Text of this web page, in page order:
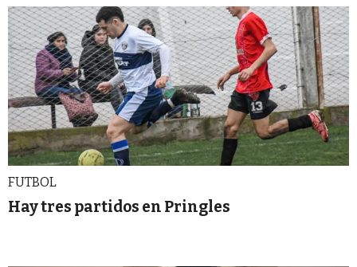
FUTBOL
Hay tres partidos en Pringles